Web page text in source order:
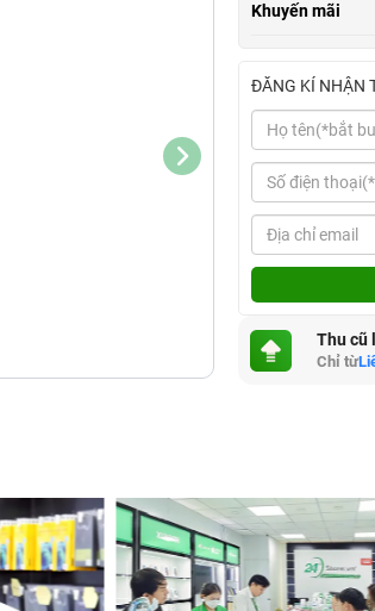
Khuyến mãi
ĐĂNG KÍ NHẬN
Thu cũ
Chỉ từ